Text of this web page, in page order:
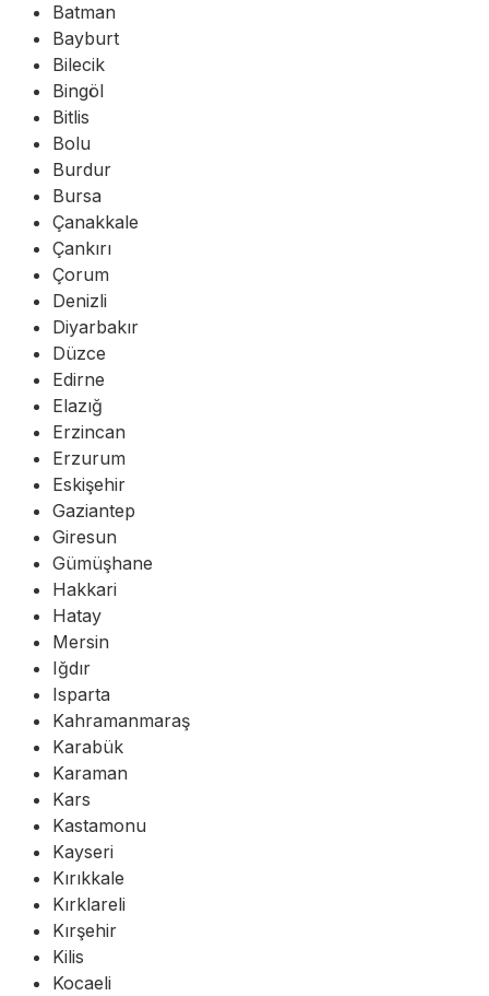
Batman
Bayburt
Bilecik
Bingöl
Bitlis
Bolu
Burdur
Bursa
Çanakkale
Çankırı
Çorum
Denizli
Diyarbakır
Düzce
Edirne
Elazığ
Erzincan
Erzurum
Eskişehir
Gaziantep
Giresun
Gümüşhane
Hakkari
Hatay
Mersin
Iğdır
Isparta
Kahramanmaraş
Karabük
Karaman
Kars
Kastamonu
Kayseri
Kırıkkale
Kırklareli
Kırşehir
Kilis
Kocaeli